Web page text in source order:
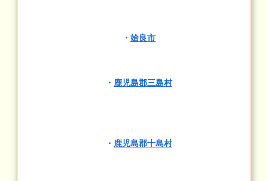
・ 姶良市
・ 鹿児島郡三島村
・ 鹿児島郡十島村